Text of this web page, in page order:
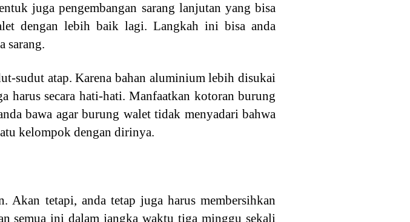
juga pengembangan sarang lanjutan yang bisa
dengan lebih baik lagi. Langkah ini bisa anda
sarang.
sudut atap. Karena bahan aluminium lebih disukai
harus secara hati-hati. Manfaatkan kotoran burung
bawa agar burung walet tidak menyadari bahwa
kelompok dengan dirinya.
Akan tetapi, anda tetap juga harus membersihkan
semua ini dalam jangka waktu tiga minggu sekali